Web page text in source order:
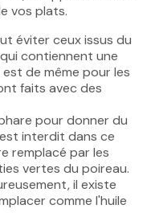
vos plats.
éviter ceux issus du
contiennent une
de même pour les
faits avec des
pour donner du
interdit dans ce
remplacé par les
vertes du poireau.
il existe
comme l'huile